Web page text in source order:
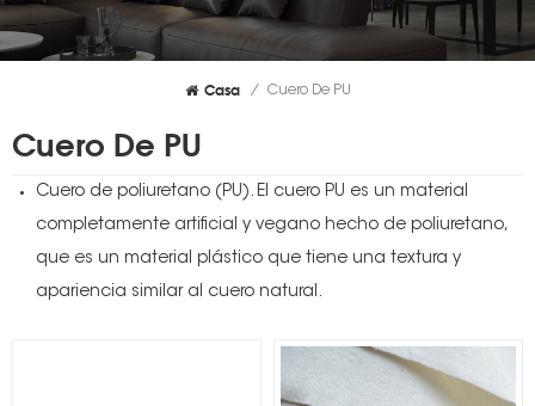
Casa / Cuero De PU
Cuero De PU
Cuero de poliuretano (PU). El cuero PU es un material
completamente artificial y vegano hecho de poliuretano,
que es un material plástico que tiene una textura y
apariencia similar al cuero natural.